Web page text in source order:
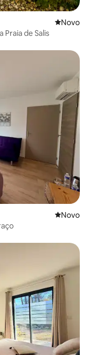
Novo
Novo
Praia de Salis
Novo
Novo